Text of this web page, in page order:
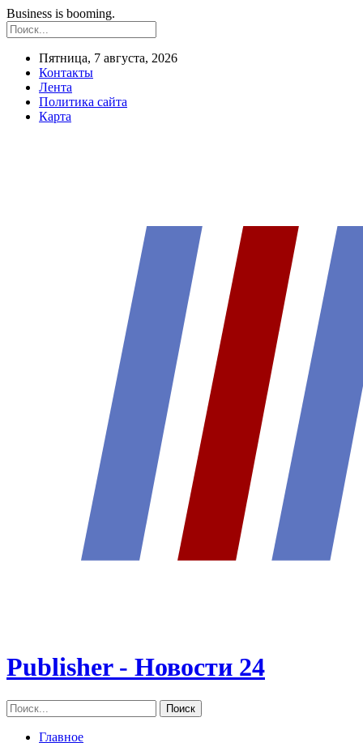
Business is booming.
Пятница, 7 августа, 2026
Контакты
Лента
Политика сайта
Карта
Publisher - Новости 24
Главное